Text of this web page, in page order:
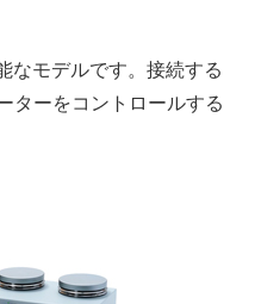
なモデルです。接続する
ターをコントロールする